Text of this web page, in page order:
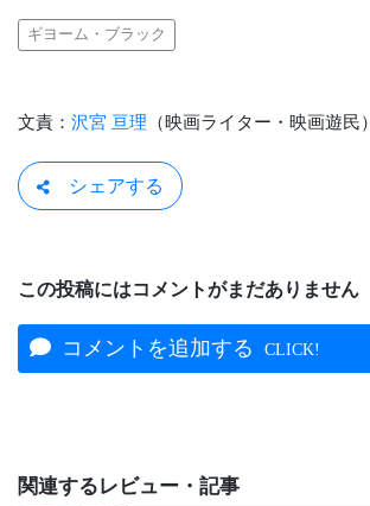
ギヨーム・ブラック
文責： 沢宮 亘理 （映画ライター・映画遊民）
シェアする
この投稿にはコメントがまだありません
コメントを追加する CLICK!
関連するレビュー・記事